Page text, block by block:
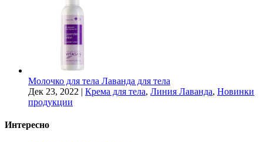
Молочко для тела Лаванда для тела
Дек 23, 2022 | Крема для тела, Линия Лаванда, Новинки
продукции
Интересно